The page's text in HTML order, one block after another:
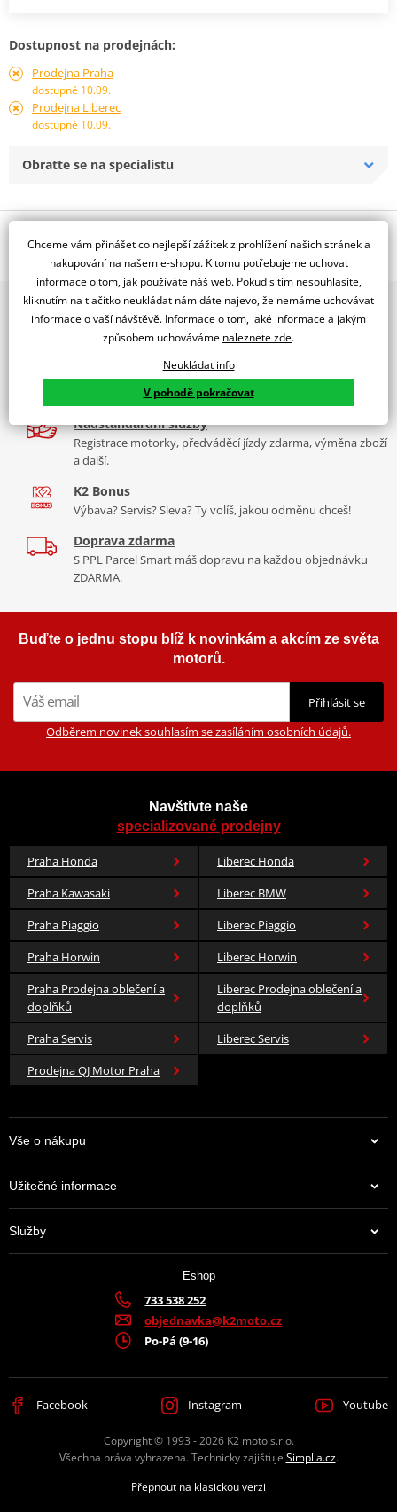
Dostupnost na prodejnách:
Prodejna Praha
dostupné 10.09.
Prodejna Liberec
dostupné 10.09.
Obraťte se na specialistu
Jsme autorizovaný
dealer značky RDMOTO
KTM 690 Enduro R (08-)
Padací rámy RDMOTO nabízí maximální ochranu Vašeho
Vyráběné z kvalitního materiálu.
"Testováno zákazníky"
Cena za pár včetně montážní sady.
2x multibrand showroom
9 značek motocyklů, servis, oblečení, doplňky i náhradní
díly, to vše v Praze a Liberci
Více než 30 let zkušeností
Za řídítky motorek, v servisu i prodeji moto vybavení
Nadstandardní služby
Registrace motorky, předváděcí jízdy zdarma, výměna zboží
a další.
K2 Bonus
Výbava? Servis? Sleva? Ty volíš, jakou odměnu chceš!
Doprava zdarma
S PPL Parcel Smart máš dopravu na každou objednávku
ZDARMA.
Buďte o jednu stopu blíž k novinkám a akcím ze světa
motorů.
Přihlásit se
Odběrem novinek souhlasím se zasíláním osobních údajů.
Navštivte naše
specializované prodejny
Praha Honda
Liberec Honda
Praha Kawasaki
Liberec BMW
Praha Piaggio
Liberec Piaggio
Praha Horwin
Liberec Horwin
Praha Prodejna oblečení a
doplňků
Liberec Prodejna oblečení a
doplňků
Praha Servis
Liberec Servis
Prodejna QJ Motor Praha
Vše o nákupu
Užitečné informace
Služby
Eshop
733 538 252
objednavka@k2moto.cz
Po-Pá (9-16)
Facebook Instagram Youtube
Copyright © 1993 - 2026 K2 moto s.r.o.
Všechna práva vyhrazena. Technicky zajišťuje Simplia.cz.
Přepnout na klasickou verzi
Chceme vám přinášet co nejlepší zážitek z prohlížení našich stránek a
nakupování na našem e-shopu. K tomu potřebujeme uchovat
informace o tom, jak používáte náš web. Pokud s tím nesouhlasíte,
kliknutím na tlačítko neukládat nám dáte najevo, že nemáme uchovávat
informace o vaší návštěvě. Informace o tom, jaké informace a jakým
způsobem uchováváme naleznete zde.
Neukládat info
V pohodě pokračovat